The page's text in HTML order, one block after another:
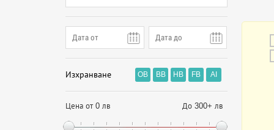
Изхранване OB BB HB FB AI
Цена от 0 лв До 300+ лв